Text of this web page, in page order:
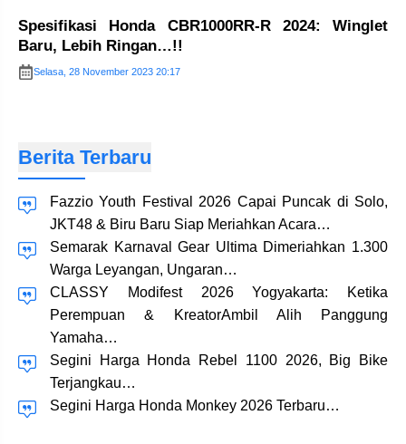
Spesifikasi Honda CBR1000RR-R 2024: Winglet
Baru, Lebih Ringan…!!
Selasa, 28 November 2023 20:17
Berita Terbaru
Fazzio Youth Festival 2026 Capai Puncak di Solo,
JKT48 & Biru Baru Siap Meriahkan Acara…
Semarak Karnaval Gear Ultima Dimeriahkan 1.300
Warga Leyangan, Ungaran…
CLASSY Modifest 2026 Yogyakarta: Ketika
Perempuan & KreatorAmbil Alih Panggung
Yamaha…
Segini Harga Honda Rebel 1100 2026, Big Bike
Terjangkau…
Segini Harga Honda Monkey 2026 Terbaru…